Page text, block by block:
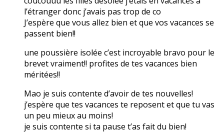
l’étranger donc j’avais pas trop de co
J’espère que vous allez bien et que vos vacances se
passent bien!!
une poussière isolée c’est incroyable bravo pour le
brevet vraiment!! profites de tes vacances bien
méritées!!
Mao je suis contente d’avoir de tes nouvelles!
j’espère que tes vacances te reposent et que tu vas
un peu mieux au moins!
je suis contente si ta pause t’as fait du bien!